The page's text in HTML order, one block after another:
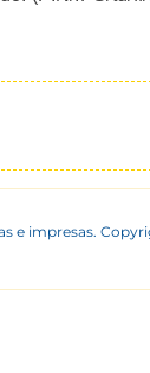
e impresas.